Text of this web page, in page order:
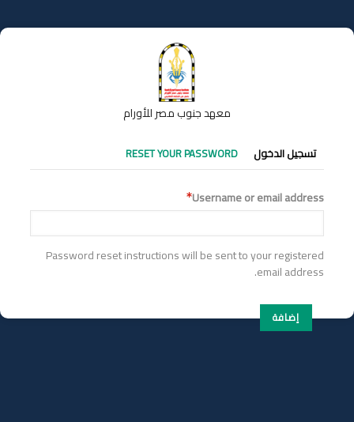
إلى
المحتوى
معهد جنوب مصر للأورام
التبويبات
الأساسية
تسجيل الدخول RESET YOUR PASSWORD
Username or email address
Password reset instructions will be sent to your registered
email address.